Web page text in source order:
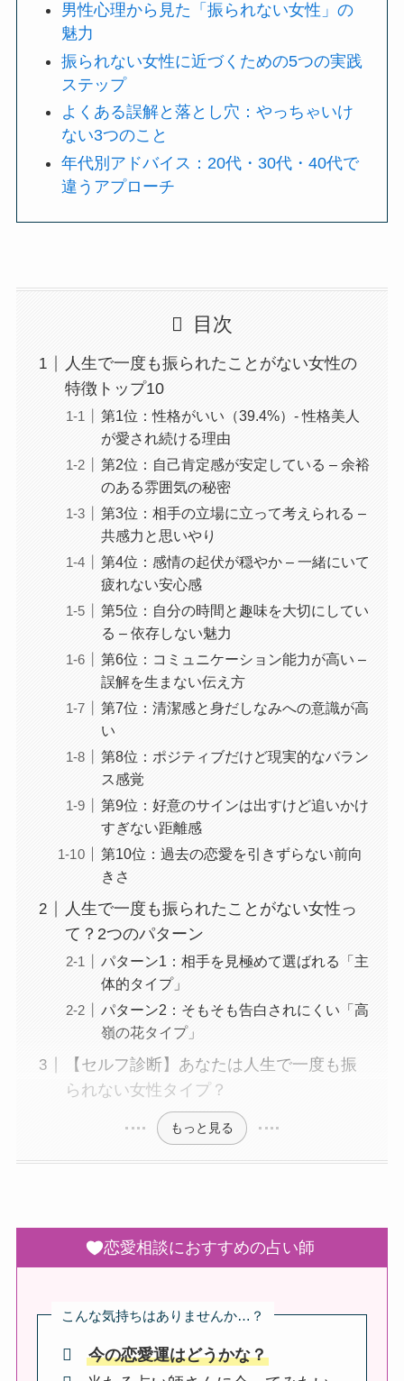
男性心理から見た「振られない女性」の
魅力
振られない女性に近づくための5つの実践
ステップ
よくある誤解と落とし穴：やっちゃいけ
ない3つのこと
年代別アドバイス：20代・30代・40代で
違うアプローチ
目次
人生で一度も振られたことがない女性の
特徴トップ10
第1位：性格がいい（39.4%）- 性格美人
が愛され続ける理由
第2位：自己肯定感が安定している – 余裕
のある雰囲気の秘密
第3位：相手の立場に立って考えられる –
共感力と思いやり
第4位：感情の起伏が穏やか – 一緒にいて
疲れない安心感
第5位：自分の時間と趣味を大切にしてい
る – 依存しない魅力
第6位：コミュニケーション能力が高い –
誤解を生まない伝え方
第7位：清潔感と身だしなみへの意識が高
い
第8位：ポジティブだけど現実的なバラン
ス感覚
第9位：好意のサインは出すけど追いかけ
すぎない距離感
第10位：過去の恋愛を引きずらない前向
きさ
人生で一度も振られたことがない女性っ
て？2つのパターン
パターン1：相手を見極めて選ばれる「主
体的タイプ」
パターン2：そもそも告白されにくい「高
嶺の花タイプ」
【セルフ診断】あなたは人生で一度も振
られない女性タイプ？
もっと見る
恋愛相談におすすめの占い師
こんな気持ちはありませんか…？
今の恋愛運はどうかな？